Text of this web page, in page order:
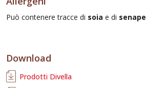
Può contenere tracce di soia e di senape
Download
Prodotti Divella